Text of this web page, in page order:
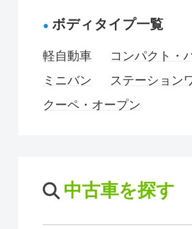
ボディタイプ一覧
軽自動車
コンパクト・
ミニバン
ステーション
クーペ・オープン
中古車を探す